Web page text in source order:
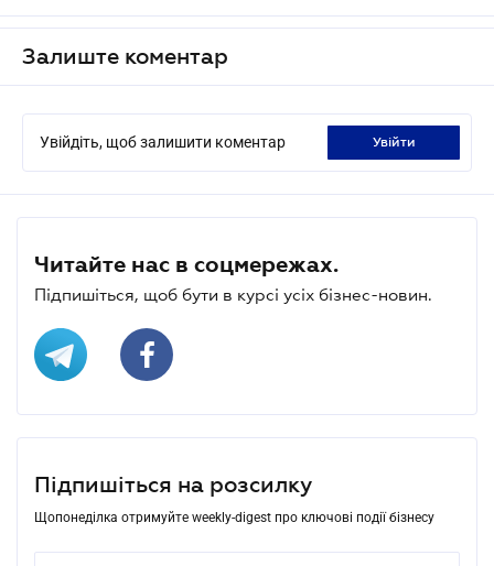
Залиште коментар
Увійдіть, щоб залишити коментар увійти
Читайте нас в соцмережах.
Підпишіться, щоб бути в курсі усіх бізнес-новин.
Підпишіться на розсилку
Щопонеділка отримуйте weekly-digest про ключові події бізнесу